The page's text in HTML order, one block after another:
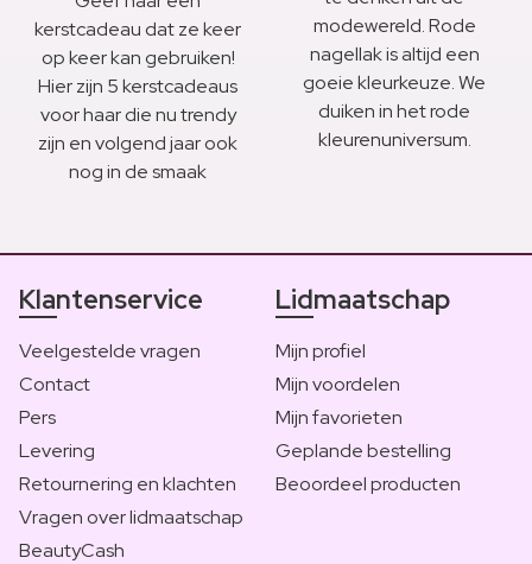
kerstcadeau dat ze keer
op keer kan gebruiken!
Hier zijn 5 kerstcadeaus
voor haar die nu trendy
zijn en volgend jaar ook
nog in de smaak
modewereld. Rode
nagellak is altijd een
goeie kleurkeuze. We
duiken in het rode
kleurenuniversum.
Klantenservice
Veelgestelde vragen
Contact
Pers
Levering
Retournering en klachten
Vragen over lidmaatschap
BeautyCash
Lidmaatschap
Mijn profiel
Mijn voordelen
Mijn favorieten
Geplande bestelling
Beoordeel producten